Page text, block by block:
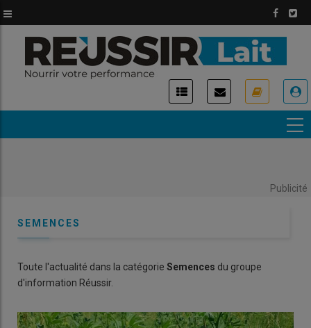
au
contenu
principal
Publicité
SEMENCES
Toute l'actualité dans la catégorie Semences du groupe
d'information Réussir.